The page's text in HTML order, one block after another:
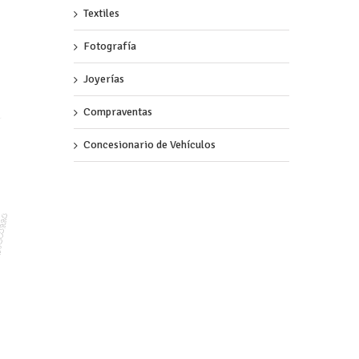
R
R
O
Textiles
Fotografía
Joyerías
Compraventas
Concesionario de Vehículos